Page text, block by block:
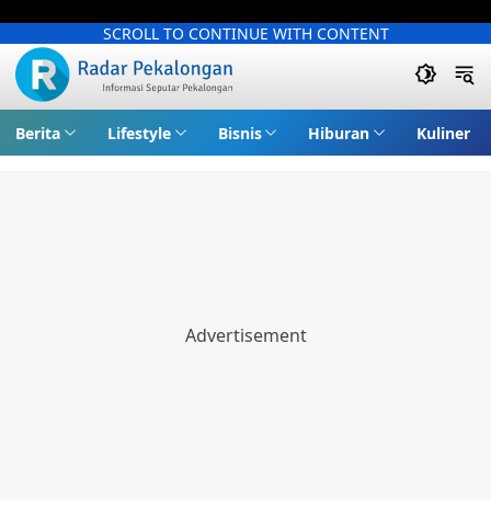
SCROLL TO CONTINUE WITH CONTENT
Berita Lifestyle Bisnis Hiburan Kuliner